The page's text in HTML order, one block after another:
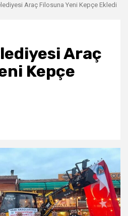
Araç Filosuna Yeni Kepçe Ekledi
Araç
Kepçe